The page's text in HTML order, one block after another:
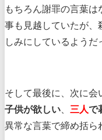
もちろん謝罪の言葉は
事も見越していたが、
しみにしているようだ
そして最後に、次に会
子供が欲しい
三人で
異常な言葉で締め括ら